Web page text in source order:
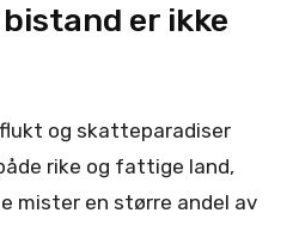
er ikke
og skatteparadiser
rike og fattige land,
mister en større andel av